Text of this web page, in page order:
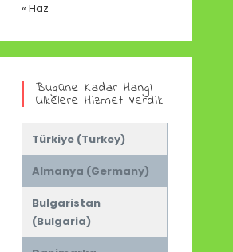
« Haz
Bugüne Kadar Hangi
Ülkelere Hizmet Verdik
Türkiye (Turkey)
Almanya (Germany)
Bulgaristan
(Bulgaria)